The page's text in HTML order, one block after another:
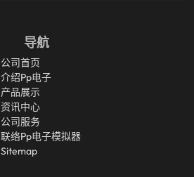
导航
公司首页
介绍pp电子
产品展示
资讯中心
公司服务
联络pp电子模拟器
Sitemap